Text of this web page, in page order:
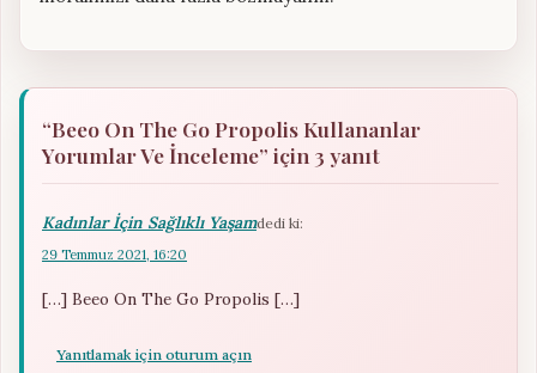
“Beeo On The Go Propolis Kullananlar
Yorumlar Ve İnceleme” için 3 yanıt
Kadınlar İçin Sağlıklı Yaşamdedi ki:
29 Temmuz 2021, 16:20
[…] Beeo On The Go Propolis […]
Yanıtlamak için oturum açın